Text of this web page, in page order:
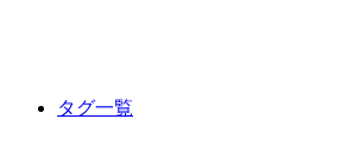
タグ一覧